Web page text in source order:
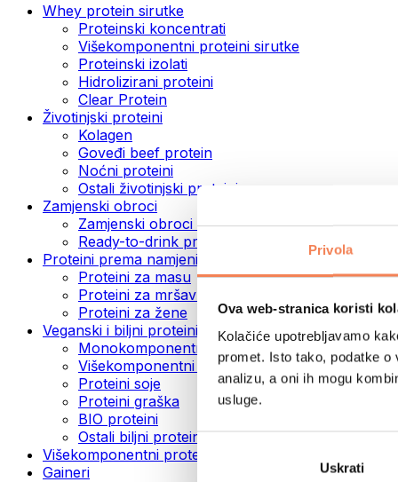
Privola
Ova web-stranica koristi
Kolačiće upotrebljavamo
promet. Isto tako, podatke
analizu, a oni ih mogu
usluge.
Uskrati
Whey protein sirutke
Proteinski koncentrati
Višekomponentni proteini sirutke
Proteinski izolati
Hidrolizirani proteini
Clear Protein
Životinjski proteini
Kolagen
Goveđi beef protein
Noćni proteini
Ostali životinjski proteini
Zamjenski obroci
Zamjenski obroci u prahu
Ready-to-drink proteinski napitci
Proteini prema namjeni
Proteini za masu
Proteini za mršavljenje
Proteini za žene
Veganski i biljni proteini
Monokomponentni veganski proteini
Višekomponentni veganski proteini
Proteini soje
Proteini graška
BIO proteini
Ostali biljni proteini
Višekomponentni protein
Gaineri